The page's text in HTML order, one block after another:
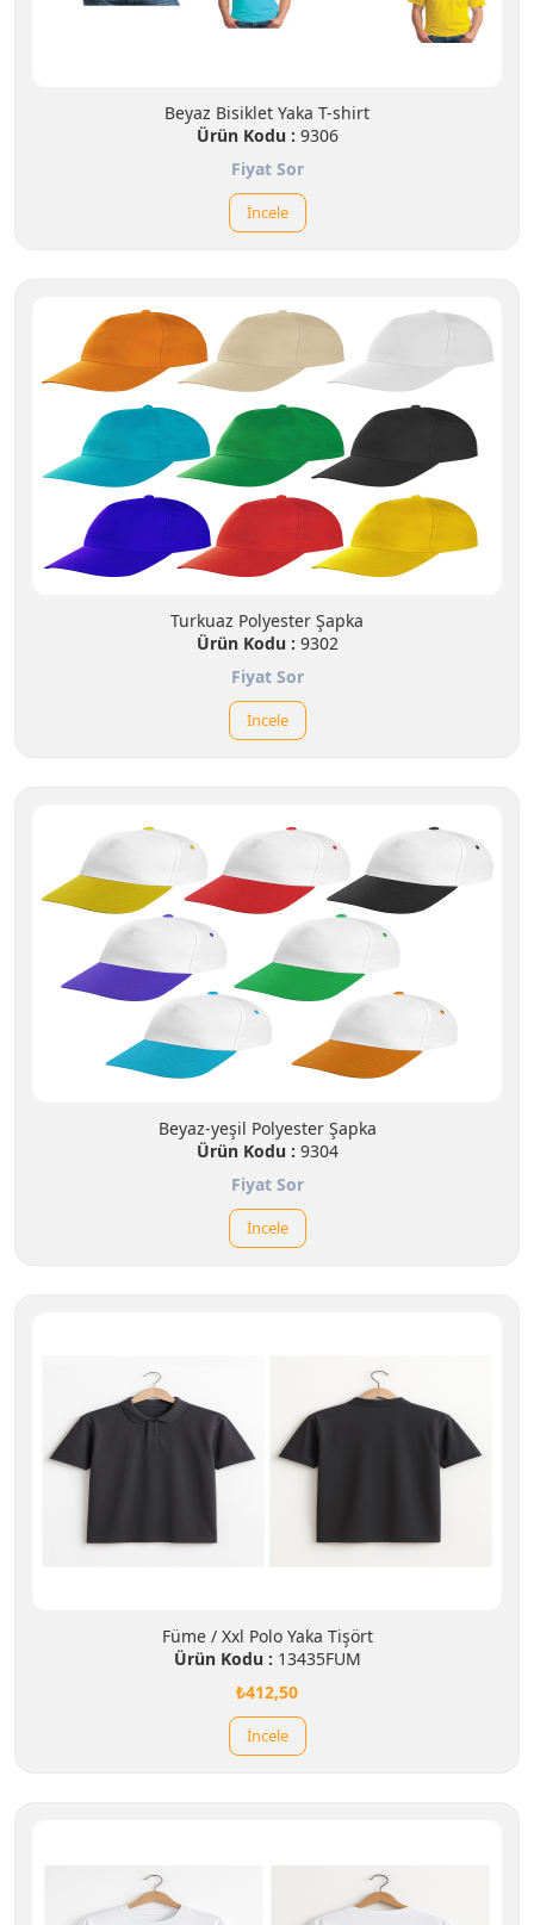
Beyaz Bisiklet Yaka T-shirt
Ürün Kodu : 9306
Fiyat Sor
İncele
Turkuaz Polyester Şapka
Ürün Kodu : 9302
Fiyat Sor
İncele
Beyaz-yeşil Polyester Şapka
Ürün Kodu : 9304
Fiyat Sor
İncele
Füme / Xxl Polo Yaka Tişört
Ürün Kodu : 13435FUM
₺412,50
İncele